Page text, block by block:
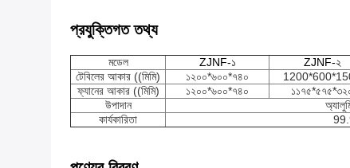
প্রযুক্তিগত তথ্য
মডেল ZJNF-১ ZJNF-২
টেবিলের আকার ((মিমি)
১২০০*৬০০*৭৪০
ফ্যানের আকার ((মিমি)
১২০০*৬০০*৭৪০
উপাদান
কার্যকারিতা